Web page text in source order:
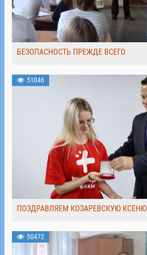
БЕЗОПАСНОСТЬ ПРЕЖДЕ ВСЕГО
51046
ПОЗДРАВЛЯЕМ КОЗАРЕВСКУЮ КСЕНЮ
50472